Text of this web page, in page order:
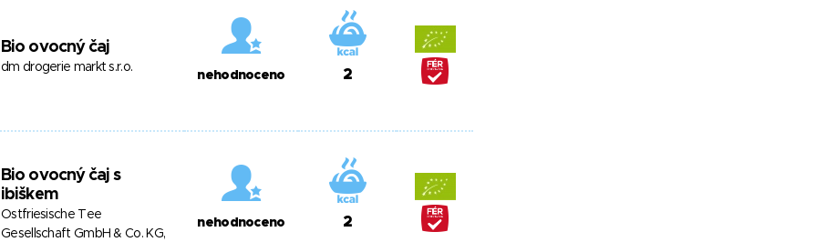
Bio ovocný čaj
dm drogerie markt s.r.o.
nehodnoceno 2
Bio ovocný čaj s
ibiškem
Ostfriesische Tee
Gesellschaft GmbH & Co. KG,
nehodnoceno 2